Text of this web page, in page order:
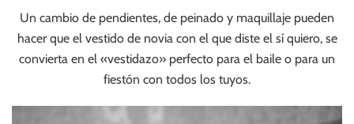
Un cambio de pendientes, de peinado y maquillaje pueden
hacer que el vestido de novia con el que diste el sí quiero, se
convierta en el «vestidazo» perfecto para el baile o para un
fiestón con todos los tuyos.